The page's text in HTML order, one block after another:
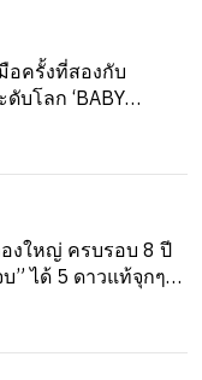
อครั้งที่สองกับ
บโลก ‘BABY
องใหญ่ ครบรอบ 8 ปี